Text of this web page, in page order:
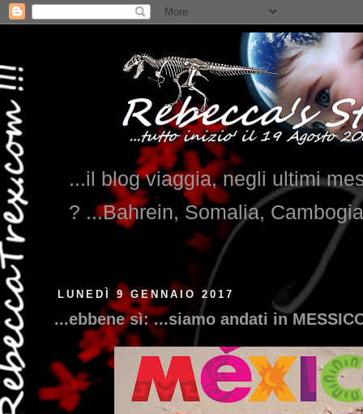
...il blog viaggia, negli ultimi
? ...Bahrein, Somalia,
...qui trovate il nostro viaggio in
LUNEDÌ 9 GENNAIO 2017
...ebbene sì: ...siamo andati in